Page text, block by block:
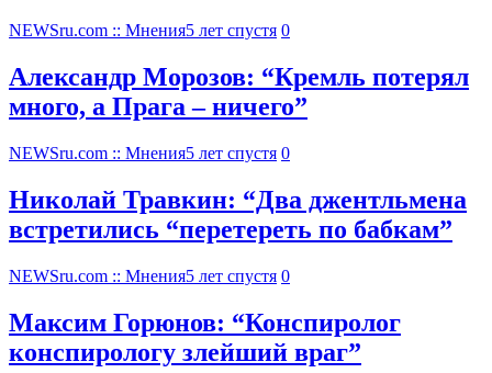
NEWSru.com :: Мнения5 лет спустя 0
Александр Морозов: “Кремль потерял
много, а Прага – ничего”
NEWSru.com :: Мнения5 лет спустя 0
Николай Травкин: “Два джентльмена
встретились “перетереть по бабкам”
NEWSru.com :: Мнения5 лет спустя 0
Максим Горюнов: “Конспиролог
конспирологу злейший враг”